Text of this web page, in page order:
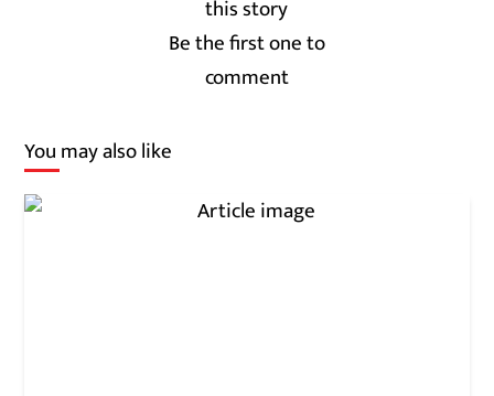
Be the first one to
comment
You may also like